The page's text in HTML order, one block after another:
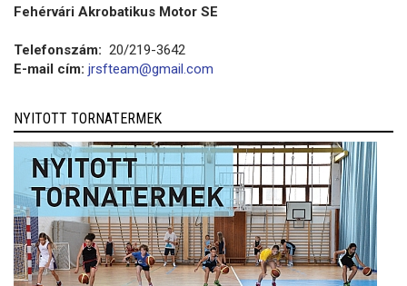
Fehérvári Akrobatikus Motor SE
Telefonszám: 20/219-3642
E-mail cím: jrsfteam@gmail.com
NYITOTT TORNATERMEK